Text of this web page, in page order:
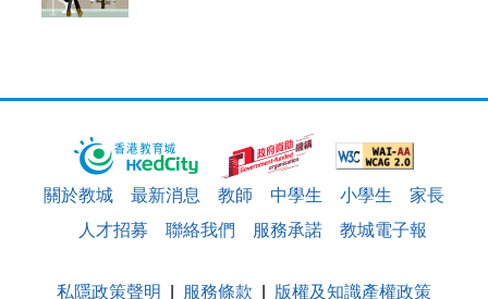
關於教城 最新消息 教師 中學生 小學生
家長
人才招募
聯絡我們 服務承諾 教城電子報
私隱政策聲明 服務條款 版權及知識產權政策